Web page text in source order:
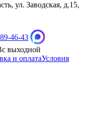
ул. Заводская, д.15,
46-43
выходной
и оплатаУсловия